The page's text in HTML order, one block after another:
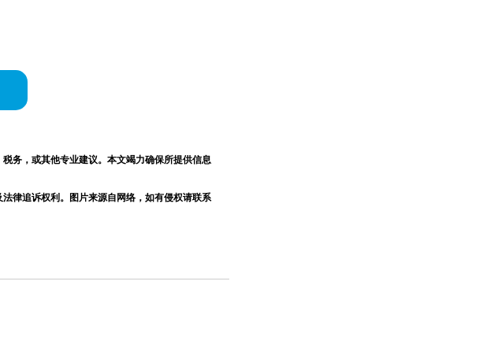
务，或其他专业建议。本文竭力确保所提供信息
律追诉权利。图片来源自网络，如有侵权请联系